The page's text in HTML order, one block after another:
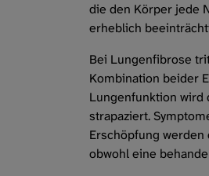
die den Körper jede
erheblich
Bei Lungenfibrose
Kombination beider
Lungenfunktion wird
strapaziert.
Erschöpfung
obwohl eine